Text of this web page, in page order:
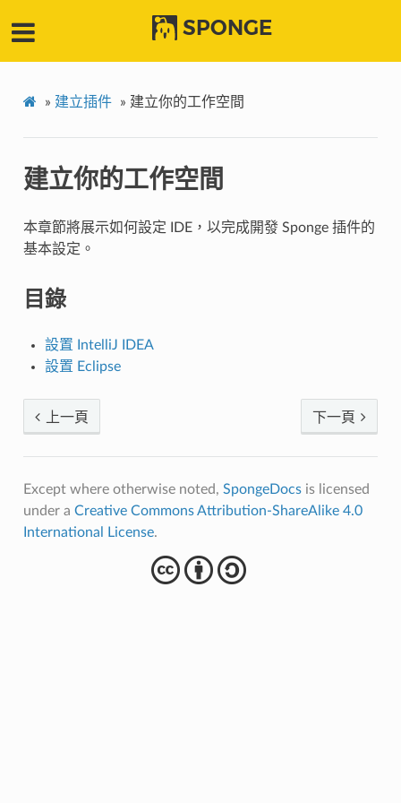
SPONGE
» 建立插件 » 建立你的工作空間
建立你的工作空間
本章節將展示如何設定 IDE，以完成開發 Sponge 插件的
基本設定。
目錄
設置 IntelliJ IDEA
設置 Eclipse
下一頁
上一頁
Except where otherwise noted, SpongeDocsis licensed
under a Creative Commons Attribution-ShareAlike 4.0
International License.
cba